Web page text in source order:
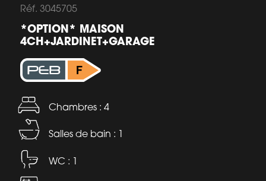
Réf. 3045705
*OPTION* MAISON
4CH+JARDINET+GARAGE
Chambres : 4
Salles de bain : 1
WC : 1